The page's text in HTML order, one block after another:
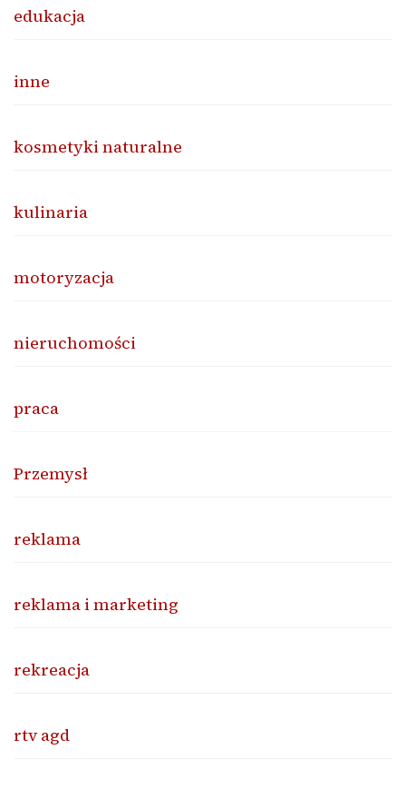
edukacja
inne
kosmetyki naturalne
kulinaria
motoryzacja
nieruchomości
praca
Przemysł
reklama
reklama i marketing
rekreacja
rtv agd